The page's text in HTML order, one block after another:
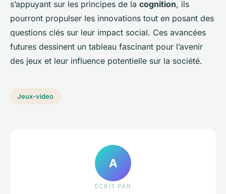
s’appuyant sur les principes de la cognition, ils
pourront propulser les innovations tout en posant des
questions clés sur leur impact social. Ces avancées
futures dessinent un tableau fascinant pour l’avenir
des jeux et leur influence potentielle sur la société.
Jeux-video
A
ECRIT PAR